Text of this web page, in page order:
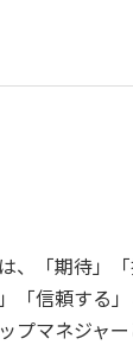
、「期待」
「信頼する」
プマネジャ